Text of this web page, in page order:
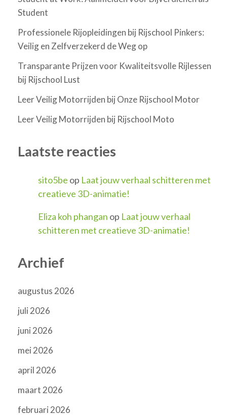
Student
Professionele Rijopleidingen bij Rijschool Pinkers:
Veilig en Zelfverzekerd de Weg op
Transparante Prijzen voor Kwaliteitsvolle Rijlessen
bij Rijschool Lust
Leer Veilig Motorrijden bij Onze Rijschool Motor
Leer Veilig Motorrijden bij Rijschool Moto
Laatste reacties
sito5be op Laat jouw verhaal schitteren met
creatieve 3D-animatie!
Eliza koh phangan op Laat jouw verhaal
schitteren met creatieve 3D-animatie!
Archief
augustus 2026
juli 2026
juni 2026
mei 2026
april 2026
maart 2026
februari 2026